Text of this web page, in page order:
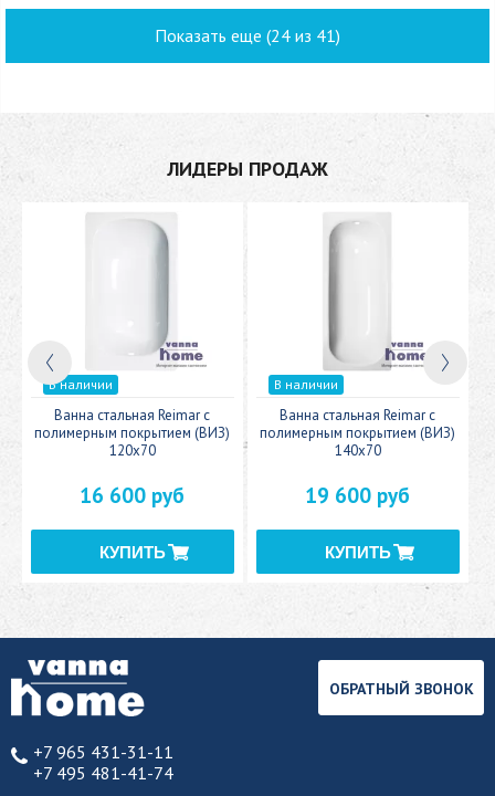
Показать еще (24 из 41)
ЛИДЕРЫ ПРОДАЖ
В наличии
Ванна стальная Reimar с
полимерным покрытием (ВИЗ)
120x70
16 600 руб
В наличии
Ванна стальная Reimar с
полимерным покрытием (ВИЗ)
140x70
19 600 руб
+7 965 431-31-11
+7 495 481-41-74
ОБРАТНЫЙ ЗВОНОК